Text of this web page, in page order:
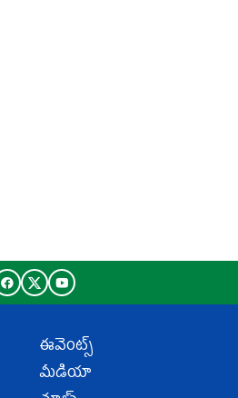
ఈవెంట్స్
మీడియా